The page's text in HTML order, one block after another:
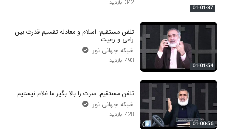
01:01:37
342 بازدید
01:01:54
تلفن مستقیم: اسلام و معادله تقسیم قدرت بین
راعی و رعیت
شبکه جهانی نور
493 بازدید
01:00:56
تلفن مستقیم: سرت را بالا بگیر ما غلام نیستیم
شبکه جهانی نور
428 بازدید